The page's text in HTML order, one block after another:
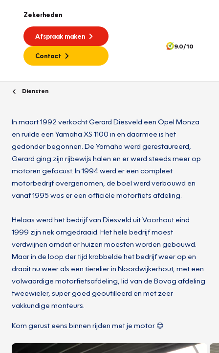
Zekerheden
Afspraak maken
Contact
9.0/10
Diensten
In maart 1992 verkocht Gerard Diesveld een Opel Monza
en ruilde een Yamaha XS 1100 in en daarmee is het
gedonder begonnen. De Yamaha werd gerestaureerd,
Gerard ging zijn rijbewijs halen en er werd steeds meer op
motoren gefocust. In 1994 werd er een compleet
motorbedrijf overgenomen, de boel werd verbouwd en
vanaf 1995 was er een officiële motorfiets afdeling.
Helaas werd het bedrijf van Diesveld uit Voorhout eind
1999 zijn nek omgedraaid. Het hele bedrijf moest
verdwijnen omdat er huizen moesten worden gebouwd.
Maar in de loop der tijd krabbelde het bedrijf weer op en
draait nu weer als een tierelier in Noordwijkerhout, met een
volwaardige motorfietsafdeling, lid van de Bovag afdeling
tweewieler, super goed geoutilleerd en met zeer
vakkundige monteurs.
Kom gerust eens binnen rijden met je motor 😊